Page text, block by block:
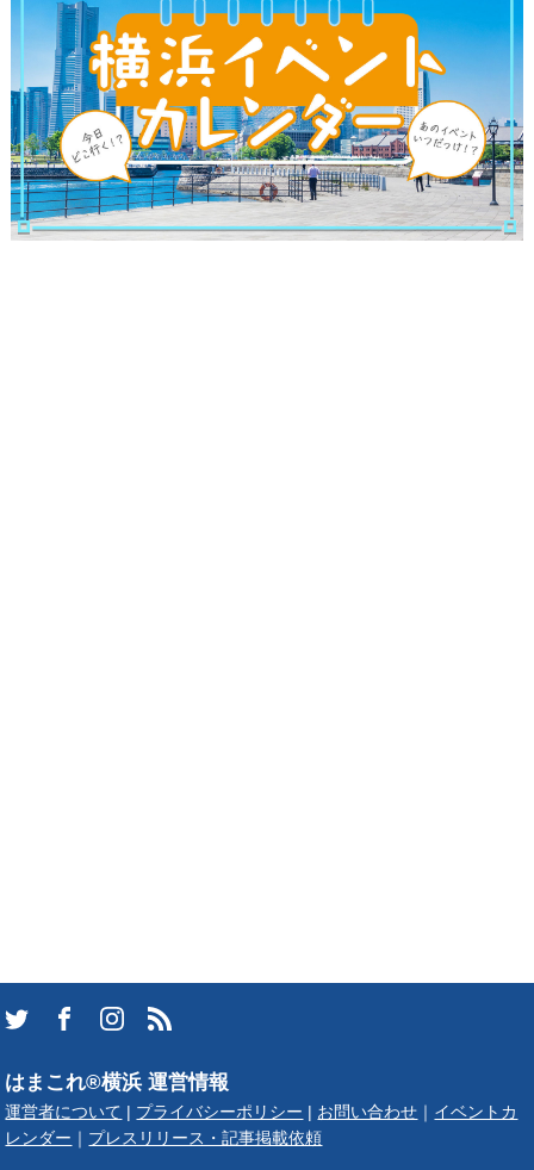
はまこれ®横浜 運営情報
運営者について プライバシーポリシー お問い合わせ
イベントカ
レンダー
プレスリリース・記事掲載依頼